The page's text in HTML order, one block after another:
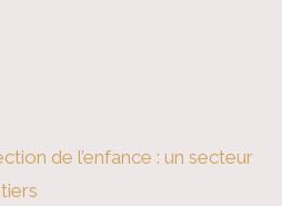
de l’enfance : un secteur